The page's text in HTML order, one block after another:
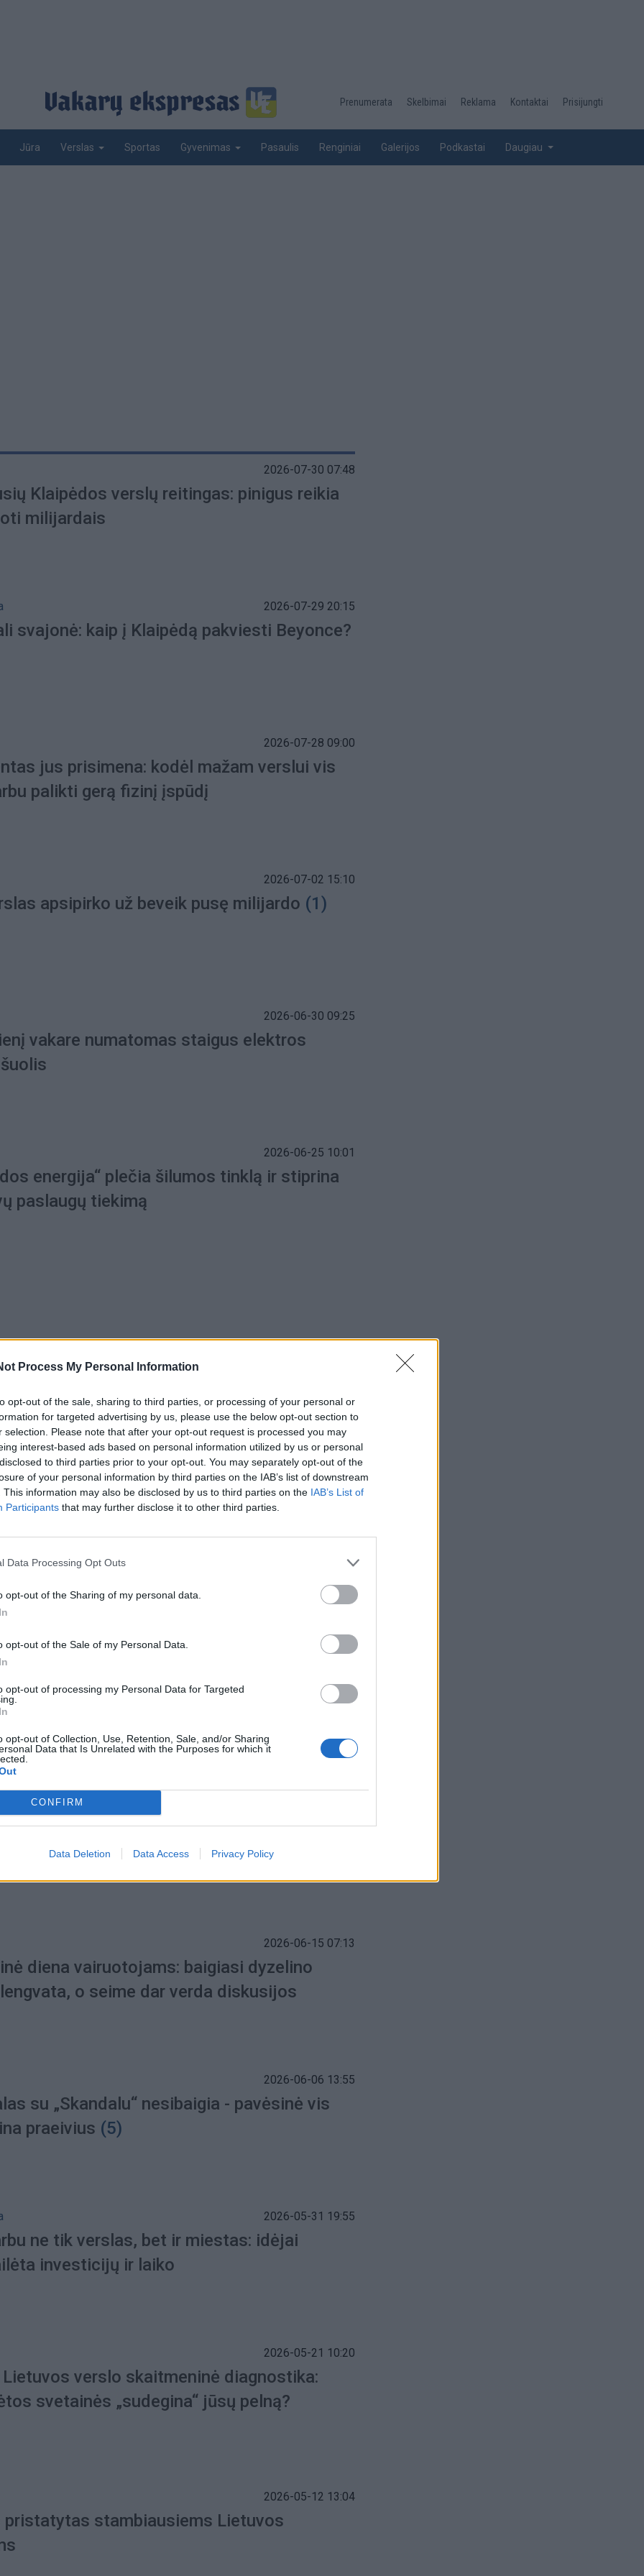
Process My Personal Information
opt-out of the sale, sharing to third parties, or processing of your personal or
for targeted advertising by us, please use the below opt-out section to
selection. Please note that after your opt-out request is processed you may
interest-based ads based on personal information utilized by us or personal
to third parties prior to your opt-out. You may separately opt-out of the
of your personal information by third parties on the IAB’s list of downstream
This information may also be disclosed by us to third parties on the IAB’s List of
Participants that may further disclose it to other third parties.
Data Processing Opt Outs
opt-out of the Sharing of my personal data.
opt-out of the Sale of my Personal Data.
opt-out of processing my Personal Data for Targeted
opt-out of Collection, Use, Retention, Sale, and/or Sharing
Data that Is Unrelated with the Purposes for which it
CONFIRM
Data Deletion Data Access Privacy Policy
Desktop
top
Prenumerata Skelbimai Reklama Kontaktai Prisijungti
Jūra Verslas Sportas Gyvenimas Pasaulis Renginiai Galerijos Podkastai Daugiau
2026-07-30 07:48
Klaipėdos verslų reitingas: pinigus reikia
milijardais
2026-07-29 20:15
svajonė: kaip į Klaipėdą pakviesti Beyonce?
2026-07-28 09:00
jus prisimena: kodėl mažam verslui vis
palikti gerą fizinį įspūdį
2026-07-02 15:10
apsipirko už beveik pusę milijardo (1)
2026-06-30 09:25
vakare numatomas staigus elektros
2026-06-25 10:01
energija“ plečia šilumos tinklą ir stiprina
paslaugų tiekimą
naujas reikalavimas verslui
vilties iš verslo atgauti penktadalį milijono
2026-06-15 07:13
diena vairuotojams: baigiasi dyzelino
o seime dar verda diskusijos
2026-06-06 13:55
su „Skandalu“ nesibaigia - pavėsinė vis
praeivius (5)
2026-05-31 19:55
ne tik verslas, bet ir miestas: idėjai
investicijų ir laiko
2026-05-21 10:20
Lietuvos verslo skaitmeninė diagnostika:
svetainės „sudegina“ jūsų pelną?
2026-05-12 13:04
pristatytas stambiausiems Lietuvos